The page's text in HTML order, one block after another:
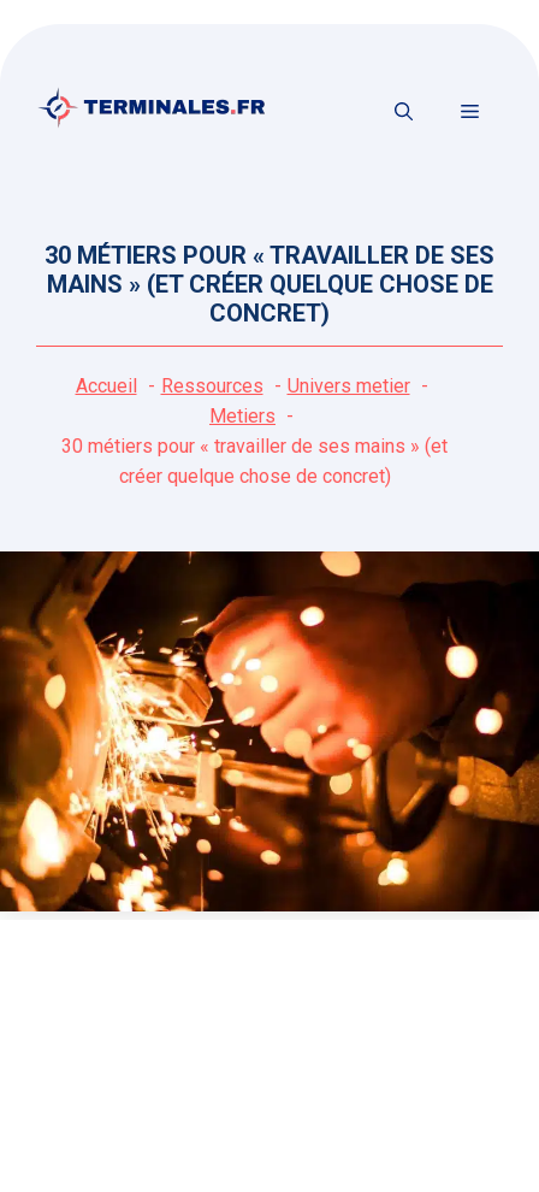
contenu
MENU
30 MÉTIERS POUR « TRAVAILLER DE SES
MAINS » (ET CRÉER QUELQUE CHOSE DE
CONCRET)
Accueil Ressources
Univers metier
Metiers
30 métiers pour « travailler de ses mains » (et
créer quelque chose de concret)